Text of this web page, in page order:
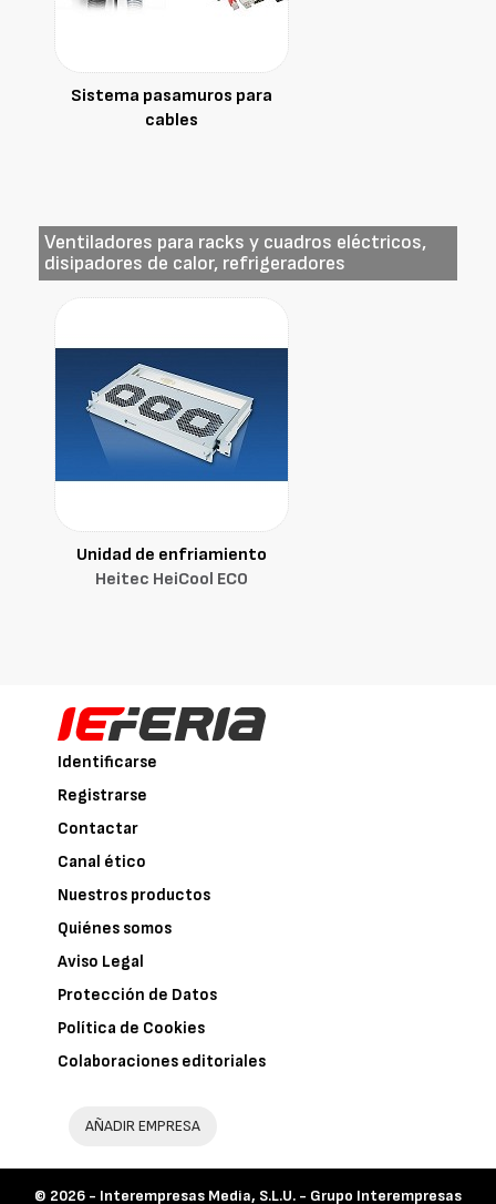
Sistema pasamuros para
cables
Ventiladores para racks y cuadros eléctricos,
disipadores de calor, refrigeradores
Unidad de enfriamiento
Heitec HeiCool ECO
Identificarse
Registrarse
Contactar
Canal ético
Nuestros productos
Quiénes somos
Aviso Legal
Protección de Datos
Política de Cookies
Colaboraciones editoriales
AÑADIR EMPRESA
© 2026 - Interempresas Media, S.L.U. - Grupo Interempresas